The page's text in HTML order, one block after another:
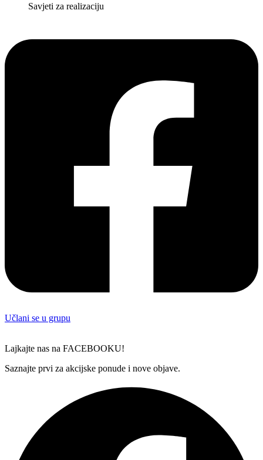
Savjeti za realizaciju
Učlani se u grupu
Lajkajte nas na FACEBOOKU!
Saznajte prvi za akcijske ponude i nove objave.